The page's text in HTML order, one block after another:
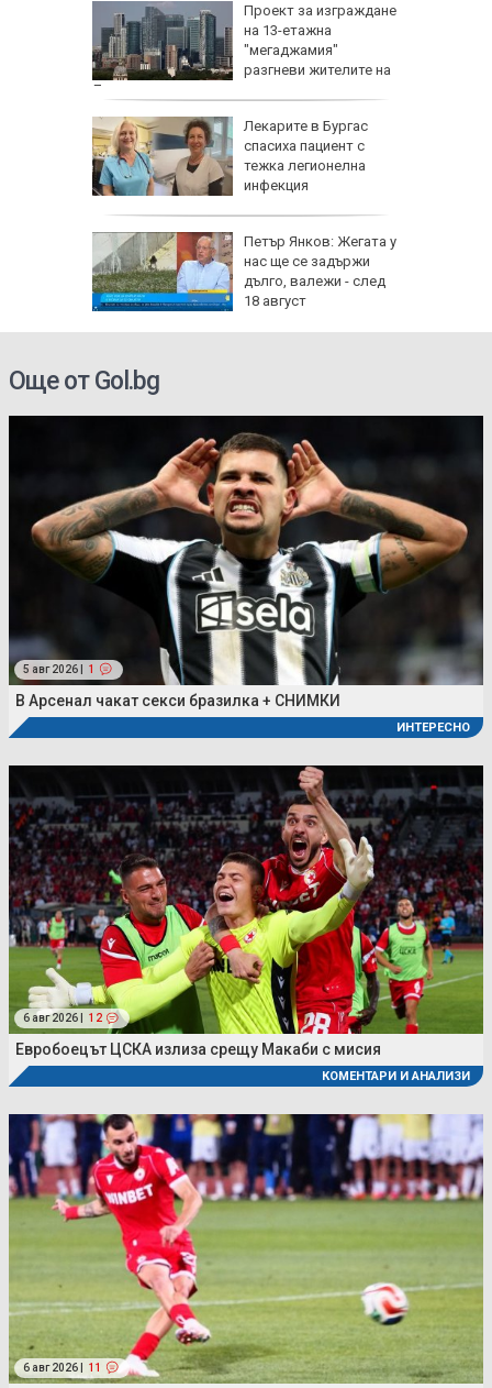
Проект за изграждане
на 13-етажна
"мегаджамия"
разгневи жителите на
Лондон
Лекарите в Бургас
спасиха пациент с
тежка легионелна
инфекция
Петър Янков: Жегата у
нас ще се задържи
дълго, валежи - след
18 август
Още от Gol.bg
5 авг 2026 | 1
В Арсенал чакат секси бразилка + СНИМКИ
ИНТЕРЕСНО
6 авг 2026 | 12
Евробоецът ЦСКА излиза срещу Макаби с мисия
КОМЕНТАРИ И АНАЛИЗИ
6 авг 2026 | 11